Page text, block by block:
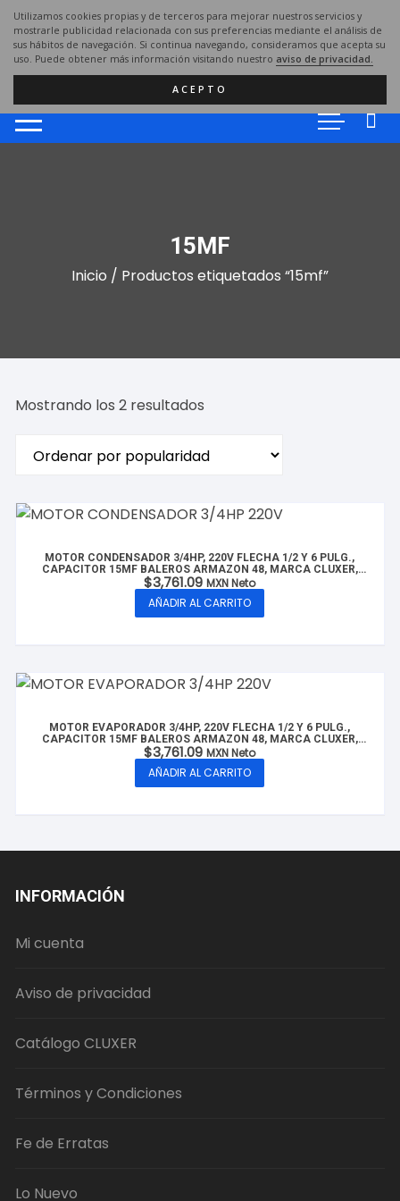
Utilizamos cookies propias y de terceros para mejorar nuestros servicios y
mostrarle publicidad relacionada con sus preferencias mediante el análisis de
sus hábitos de navegación. Si continua navegando, consideramos que acepta su
uso. Puede obtener más información visitando nuestro aviso de privacidad.
ACEPTO
Saltar
contenido
15MF
Inicio / Productos etiquetados “15mf”
Mostrando los 2 resultados
popularidad
MOTOR CONDENSADOR 3/4HP, 220V FLECHA 1/2 Y 6 PULG.,
CAPACITOR 15MF BALEROS ARMAZON 48, MARCA CLUXER,
MODELO: CXMTC3/4-22015
$3,761.09 MXN Neto
AÑADIR AL CARRITO
MOTOR EVAPORADOR 3/4HP, 220V FLECHA 1/2 Y 6 PULG.,
CAPACITOR 15MF BALEROS ARMAZON 48, MARCA CLUXER,
MODELO: CXMTE3/4-22015
$3,761.09 MXN Neto
AÑADIR AL CARRITO
INFORMACIÓN
Mi cuenta
Aviso de privacidad
Catálogo CLUXER
Términos y Condiciones
Fe de Erratas
Lo Nuevo